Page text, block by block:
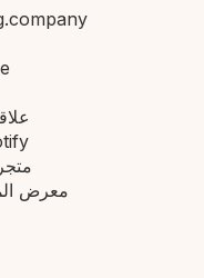
معرض